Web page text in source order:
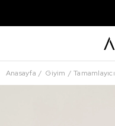
Anasayfa Giyim Tamamlayıcı